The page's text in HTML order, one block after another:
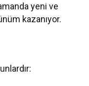
yeni ve
kazanıyor.